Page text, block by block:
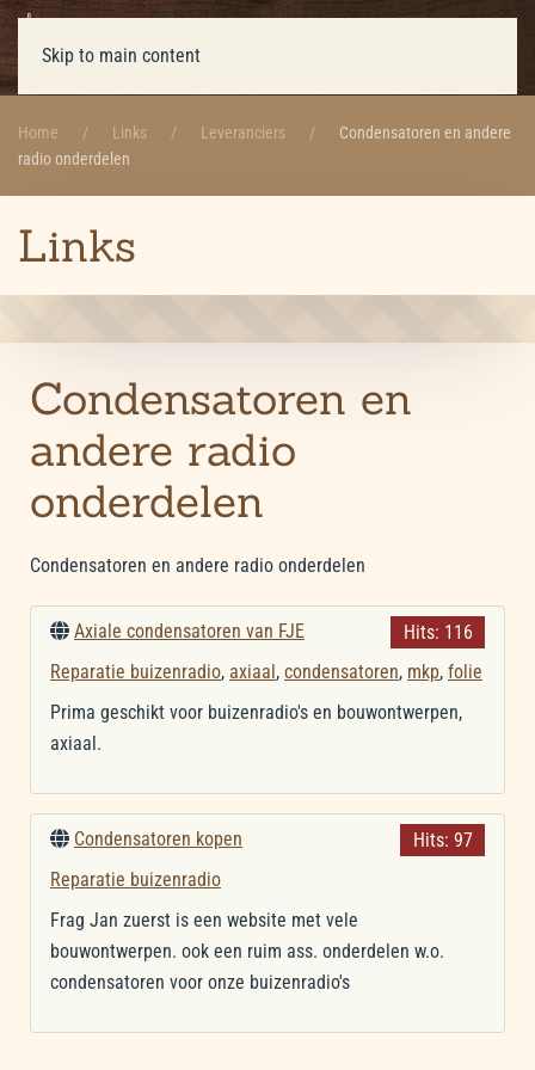
Skip to main content
Home Links Leveranciers
Condensatoren en andere
radio onderdelen
Links
Condensatoren en
andere radio
onderdelen
Condensatoren en andere radio onderdelen
Axiale condensatoren van FJE
Hits: 116
Reparatie buizenradio, axiaal, condensatoren, mkp, folie
Prima geschikt voor buizenradio's en bouwontwerpen,
axiaal.
Condensatoren kopen
Hits: 97
Reparatie buizenradio
Frag Jan zuerst is een website met vele
bouwontwerpen. ook een ruim ass. onderdelen w.o.
condensatoren voor onze buizenradio's